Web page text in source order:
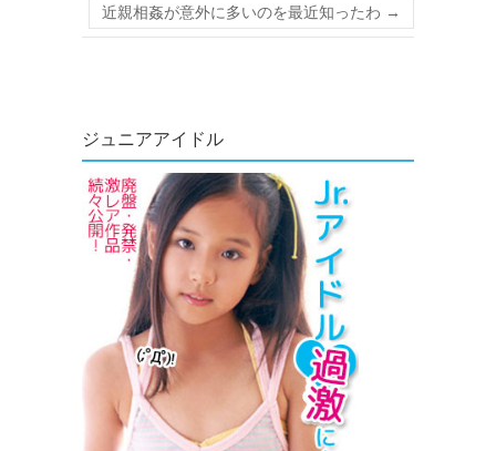
近親相姦が意外に多いのを最近知ったわ →
ジュニアアイドル